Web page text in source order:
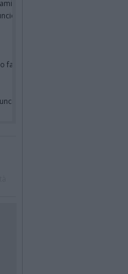
famiglia
famiglia
famiglia